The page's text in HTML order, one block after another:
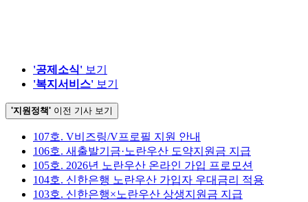
'공제소식' 보기
'복지서비스' 보기
'지원정책' 이전 기사 보기
107호. V비즈링/V프로필 지원 안내
106호. 새출발기금·노란우산 도약지원금 지급
105호. 2026년 노란우산 온라인 가입 프로모션
104호. 신한은행 노란우산 가입자 우대금리 적용
103호. 신한은행×노란우산 상생지원금 지급